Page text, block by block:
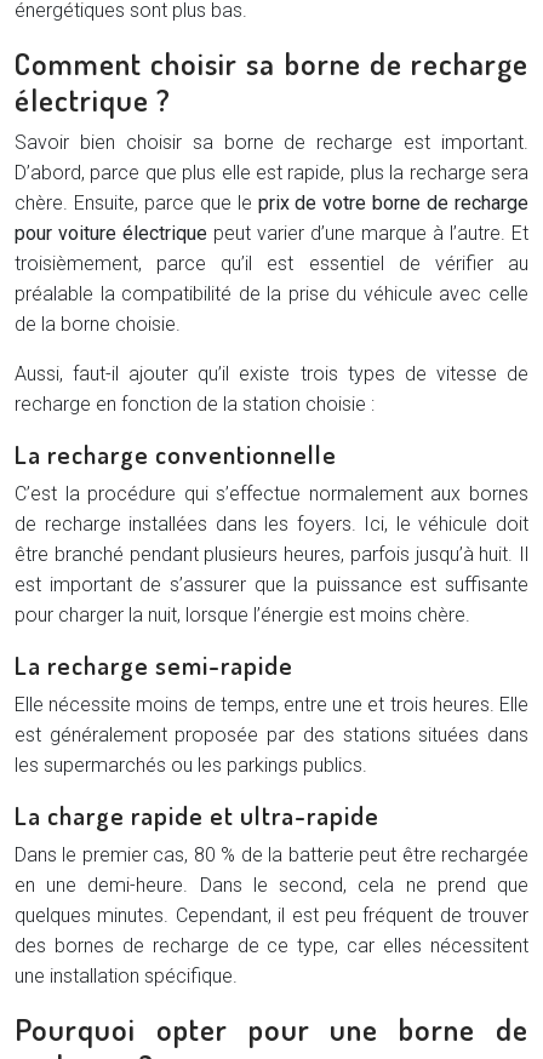
énergétiques sont plus bas.
Comment choisir sa borne de recharge
électrique ?
Savoir bien choisir sa borne de recharge est important.
D’abord, parce que plus elle est rapide, plus la recharge sera
chère. Ensuite, parce que le prix de votre borne de recharge
pour voiture électrique peut varier d’une marque à l’autre. Et
troisièmement, parce qu’il est essentiel de vérifier au
préalable la compatibilité de la prise du véhicule avec celle
de la borne choisie.
Aussi, faut-il ajouter qu’il existe trois types de vitesse de
recharge en fonction de la station choisie :
La recharge conventionnelle
C’est la procédure qui s’effectue normalement aux bornes
de recharge installées dans les foyers. Ici, le véhicule doit
être branché pendant plusieurs heures, parfois jusqu’à huit. Il
est important de s’assurer que la puissance est suffisante
pour charger la nuit, lorsque l’énergie est moins chère.
La recharge semi-rapide
Elle nécessite moins de temps, entre une et trois heures. Elle
est généralement proposée par des stations situées dans
les supermarchés ou les parkings publics.
La charge rapide et ultra-rapide
Dans le premier cas, 80 % de la batterie peut être rechargée
en une demi-heure. Dans le second, cela ne prend que
quelques minutes. Cependant, il est peu fréquent de trouver
des bornes de recharge de ce type, car elles nécessitent
une installation spécifique.
Pourquoi opter pour une borne de